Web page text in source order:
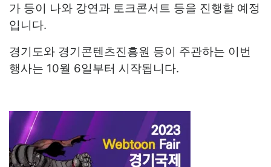
가 등이 나와 강연과 토크콘서트 등을 진행할 예정
입니다.
경기도와 경기콘텐츠진흥원 등이 주관하는 이번
행사는 10월 6일부터 시작됩니다.